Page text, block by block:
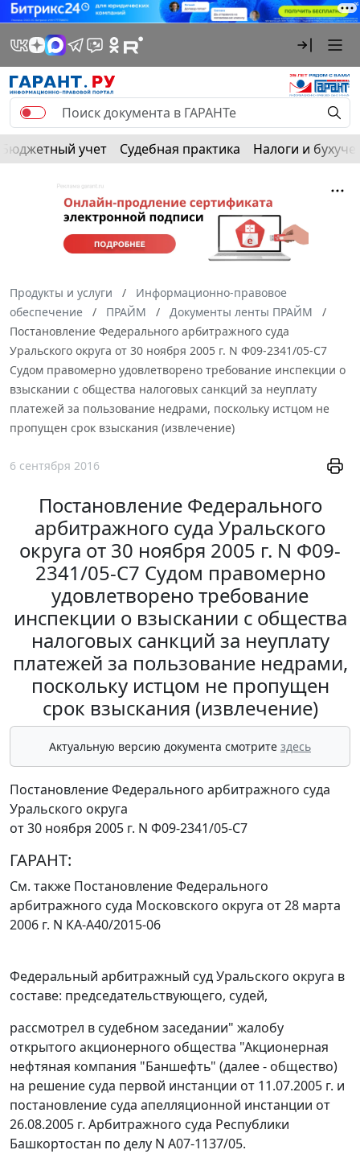
Бюджетный учет Судебная практика Налоги и
Продукты и услуги
Информационно-правовое
обеспечение
ПРАЙМ
Документы ленты ПРАЙМ
Постановление Федерального арбитражного суда
Уральского округа от 30 ноября 2005 г. N Ф09-2341/05-С7
Судом правомерно удовлетворено требование инспекции о
взыскании с общества налоговых санкций за неуплату
платежей за пользование недрами, поскольку истцом не
пропущен срок взыскания (извлечение)
6 сентября 2016
Постановление Федерального
арбитражного суда Уральского
округа от 30 ноября 2005 г. N Ф09-
2341/05-С7 Судом правомерно
удовлетворено требование
инспекции о взыскании с общества
налоговых санкций за неуплату
платежей за пользование недрами,
поскольку истцом не пропущен
срок взыскания (извлечение)
Актуальную версию документа смотрите здесь
Постановление Федерального арбитражного суда
Уральского округа
от 30 ноября 2005 г. N Ф09-2341/05-С7
ГАРАНТ:
См. также ПостановлениеФедерального
арбитражного суда Московского округа от 28 марта
2006 г. N КА-А40/2015-06
Федеральный арбитражный суд Уральского округа в
составе: председательствующего, судей,
рассмотрел в судебном заседании" жалобу
открытого акционерного общества "Акционерная
нефтяная компания "Баншефть" (далее - общество)
на решение суда первой инстанции от 11.07.2005 г. и
постановление суда апелляционной инстанции от
26.08.2005 г. Арбитражного суда Республики
Башкортостан по делу N А07-1137/05.